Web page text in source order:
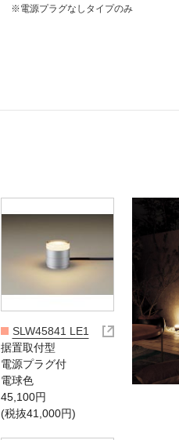
※電源プラグなしタイプのみ
SLW45841 LE1
据置取付型
電源プラグ付
電球色
45,100円
(税抜41,000円)